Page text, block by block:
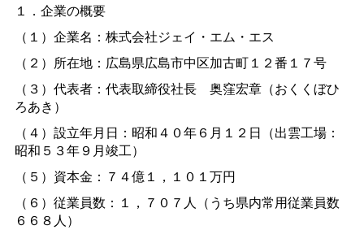
１．企業の概要
（１）企業名：株式会社ジェイ・エム・エス
（２）所在地：広島県広島市中区加古町１２番１７号
（３）代表者：代表取締役社長 奥窪宏章（おくくぼひ
ろあき）
（４）設立年月日：昭和４０年６月１２日（出雲工場：
昭和５３年９月竣工）
（５）資本金：７４億１，１０１万円
（６）従業員数：１，７０７人（うち県内常用従業員数
６６８人）